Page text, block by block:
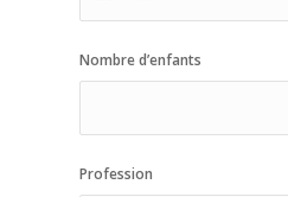
Nombre d’enfants
Profession